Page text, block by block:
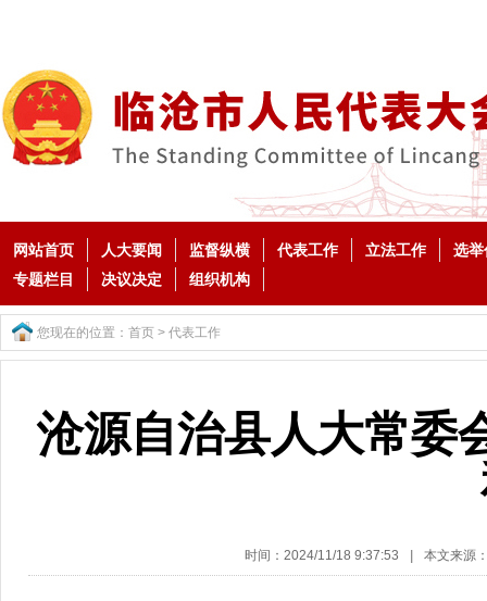
网站首页 人大要闻 监督纵横 代表工作 立法工作
选举
专题栏目
决议决定 组织机构
您现在的位置： 首页 > 代表工作
沧源自治县人大常委
时间：2024/11/18 9:37:53 本文来源